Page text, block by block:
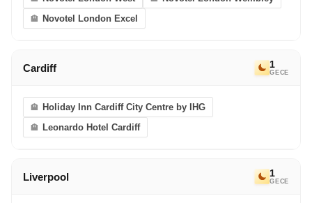
eriyor. Bir sonraki Avrupa Rüyası’nda görüşmek
dileğiyle!
Novotel London Excel
Cardiff 1
GECE
Holiday Inn Cardiff City Centre by IHG
Leonardo Hotel Cardiff
Liverpool 1
GECE